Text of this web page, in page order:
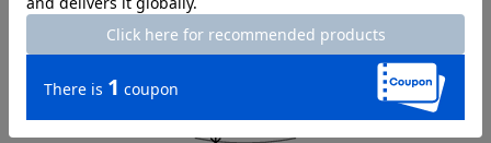
Length 68cm